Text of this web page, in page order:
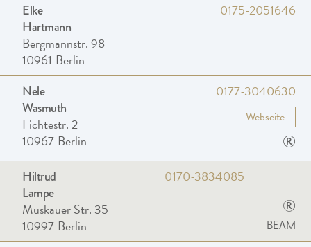
Elke
Hartmann
Bergmannstr. 98
10961 Berlin
0175-2051646
Nele
Wasmuth
Fichtestr. 2
10967 Berlin
0177-3040630
Webseite
®
Hiltrud
Lampe
Muskauer Str. 35
10997 Berlin
0170-3834085
®
BEAM